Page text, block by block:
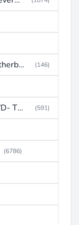
Tarjeta madre de PC - ( Motherboard ) (146)
Televideo (TV-VCR. TV-DVD- TV-DVD-VCR) (591)
(6786)